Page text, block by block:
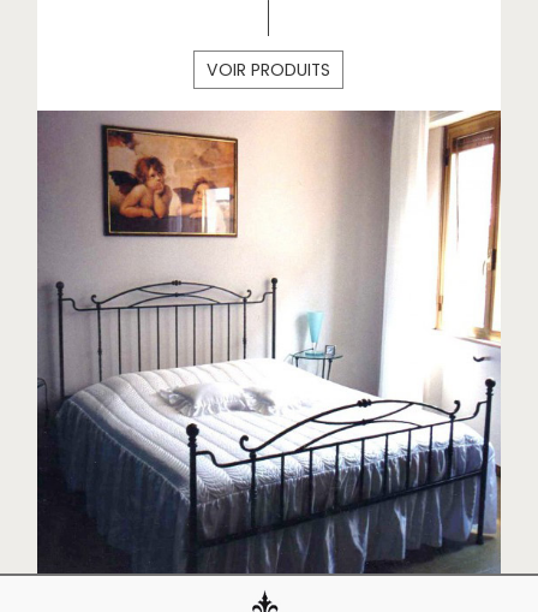
VOIR PRODUITS